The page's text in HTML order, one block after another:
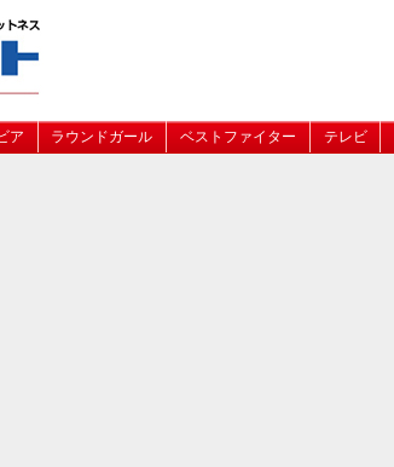
ア ラウンドガール ベストファイター テレビ